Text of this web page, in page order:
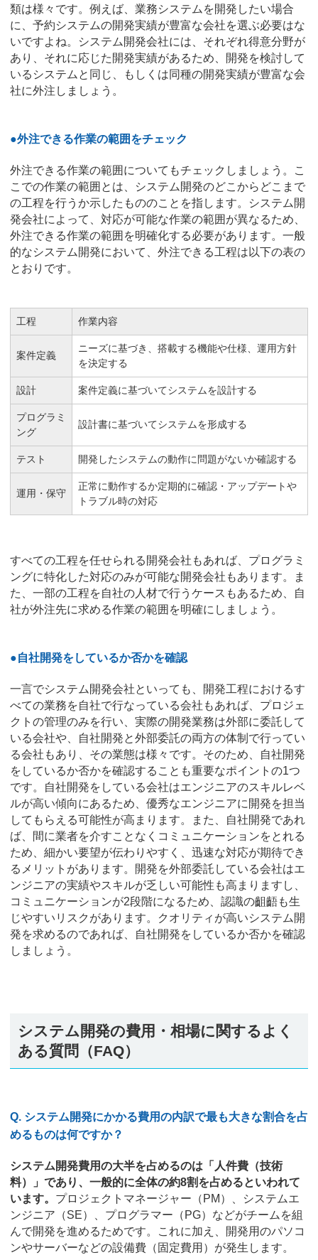
類は様々です。例えば、業務システムを開発したい場合
に、予約システムの開発実績が豊富な会社を選ぶ必要はな
いですよね。システム開発会社には、それぞれ得意分野が
あり、それに応じた開発実績があるため、開発を検討して
いるシステムと同じ、もしくは同種の開発実績が豊富な会
社に外注しましょう。
●外注できる作業の範囲をチェック
外注できる作業の範囲についてもチェックしましょう。こ
こでの作業の範囲とは、システム開発のどこからどこまで
の工程を行うか示したもののことを指します。システム開
発会社によって、対応が可能な作業の範囲が異なるため、
外注できる作業の範囲を明確化する必要があります。一般
的なシステム開発において、外注できる工程は以下の表の
とおりです。
工程 作業内容
案件定義
ニーズに基づき、搭載する機能や仕様、運用方針
を決定する
設計 案件定義に基づいてシステムを設計する
プログラミ
ング
設計書に基づいてシステムを形成する
テスト 開発したシステムの動作に問題がないか確認する
運用・保守
正常に動作するか定期的に確認・アップデートや
トラブル時の対応
すべての工程を任せられる開発会社もあれば、プログラミ
ングに特化した対応のみが可能な開発会社もあります。ま
た、一部の工程を自社の人材で行うケースもあるため、自
社が外注先に求める作業の範囲を明確にしましょう。
●自社開発をしているか否かを確認
一言でシステム開発会社といっても、開発工程におけるす
べての業務を自社で行なっている会社もあれば、プロジェ
クトの管理のみを行い、実際の開発業務は外部に委託して
いる会社や、自社開発と外部委託の両方の体制で行ってい
る会社もあり、その業態は様々です。そのため、自社開発
をしているか否かを確認することも重要なポイントの1つ
です。自社開発をしている会社はエンジニアのスキルレベ
ルが高い傾向にあるため、優秀なエンジニアに開発を担当
してもらえる可能性が高まります。また、自社開発であれ
ば、間に業者を介すことなくコミュニケーションをとれる
ため、細かい要望が伝わりやすく、迅速な対応が期待でき
るメリットがあります。開発を外部委託している会社はエ
ンジニアの実績やスキルが乏しい可能性も高まりますし、
コミュニケーションが2段階になるため、認識の齟齬も生
じやすいリスクがあります。クオリティが高いシステム開
発を求めるのであれば、自社開発をしているか否かを確認
しましょう。
システム開発の費用・相場に関するよく
ある質問（FAQ）
Q. システム開発にかかる費用の内訳で最も大きな割合を占
めるものは何ですか？
システム開発費用の大半を占めるのは「人件費（技術
料）」であり、一般的に全体の約8割を占めるといわれて
います。 プロジェクトマネージャー（PM）、システムエ
ンジニア（SE）、プログラマー（PG）などがチームを組
んで開発を進めるためです。これに加え、開発用のパソコ
ンやサーバーなどの設備費（固定費用）が発生します。